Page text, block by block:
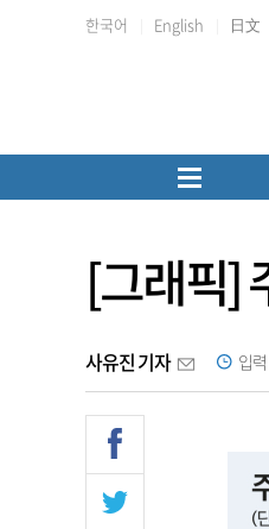
한국어 English 日文
[그래픽]
사유진 기자 입력